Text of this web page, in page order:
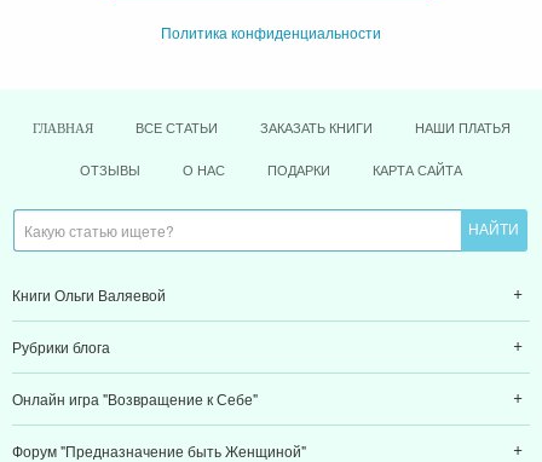
Политика конфиденциальности
ГЛАВНАЯ ВСЕ СТАТЬИ ЗАКАЗАТЬ КНИГИ НАШИ ПЛАТЬЯ
ОТЗЫВЫ О НАС ПОДАРКИ КАРТА САЙТА
Книги Ольги Валяевой
Рубрики блога
Онлайн игра "Возвращение к Себе"
Форум "Предназначение быть Женщиной"